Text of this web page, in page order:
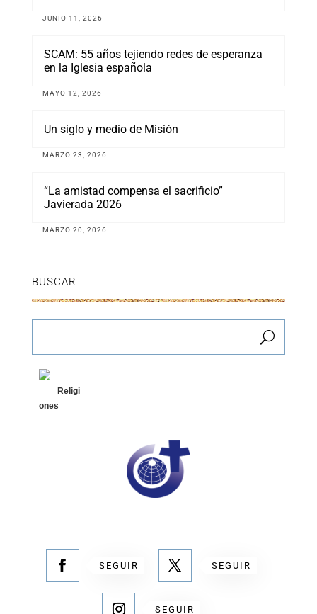
Religi
ones
JUNIO 11, 2026
SCAM: 55 años tejiendo redes de esperanza
en la Iglesia española
MAYO 12, 2026
Un siglo y medio de Misión
MARZO 23, 2026
“La amistad compensa el sacrificio”
Javierada 2026
MARZO 20, 2026
BUSCAR
SEGUIR SEGUIR
SEGUIR